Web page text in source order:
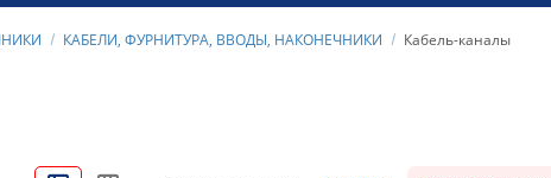
КАБЕЛИ, ФУРНИТУРА, ВВОДЫ, НАКОНЕЧНИКИ Кабель-каналы